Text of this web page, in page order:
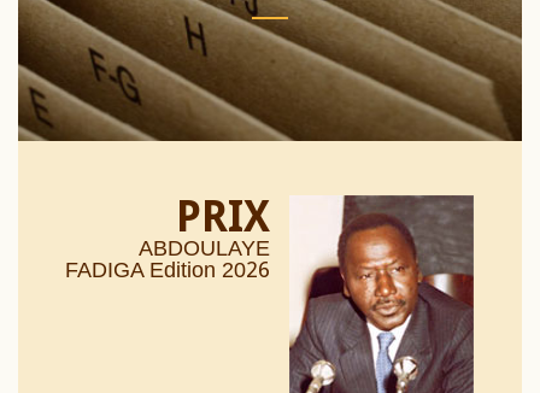
PRIX
ABDOULAYE
FADIGA Edition 2026